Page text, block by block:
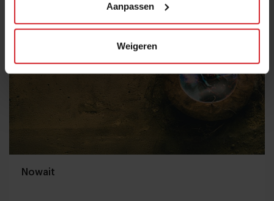
Aanpassen
Weigeren
Nowait